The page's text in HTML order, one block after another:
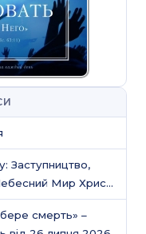
Заступництво,
Мир Христа
смерть» –